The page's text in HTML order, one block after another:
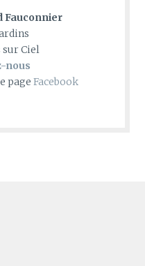
Fauconnier
sur Ciel
nous
page Facebook